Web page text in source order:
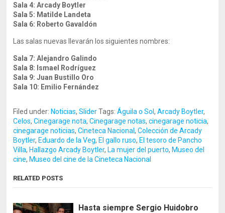
Sala 4: Arcady Boytler
Sala 5: Matilde Landeta
Sala 6: Roberto Gavaldón
Las salas nuevas llevarán los siguientes nombres:
Sala 7: Alejandro Galindo
Sala 8: Ismael Rodríguez
Sala 9: Juan Bustillo Oro
Sala 10: Emilio Fernández
Filed under: Noticias,SliderTags:Águila o Sol,Arcady Boytler,
Celos,Cinegarage nota,Cinegarage notas,cinegarage noticia,
cinegarage noticias,Cineteca Nacional,Colección de Arcady
Boytler, Eduardo de la Veg, El gallo ruso, El tesoro de Pancho
Villa, Hallazgo Arcady Boytler, La mujer del puerto, Museo del
cine, Museo del cine de la Cineteca Nacional
RELATED POSTS
Hasta siempre Sergio Huidobro